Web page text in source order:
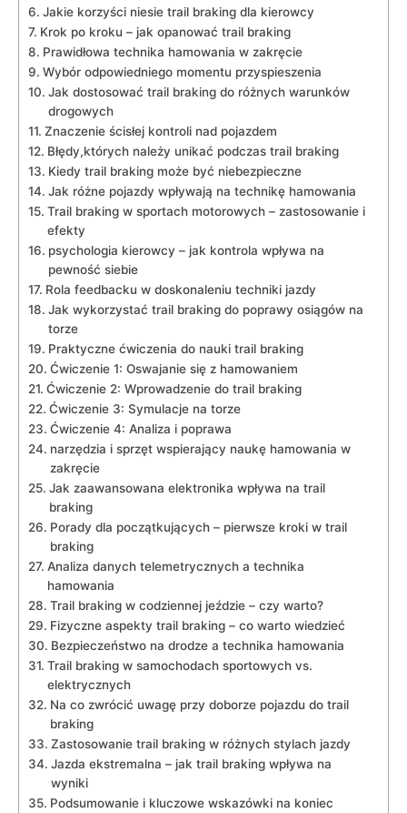
Jakie korzyści niesie trail braking dla kierowcy
Krok po kroku – jak opanować trail braking
Prawidłowa technika hamowania w zakręcie
Wybór odpowiedniego momentu przyspieszenia
Jak dostosować trail braking do różnych warunków
drogowych
Znaczenie ścisłej kontroli nad pojazdem
Błędy,których należy unikać podczas trail braking
Kiedy trail braking może być niebezpieczne
Jak różne pojazdy wpływają na technikę hamowania
Trail braking w sportach motorowych – zastosowanie i
efekty
psychologia kierowcy – jak kontrola wpływa na
pewność siebie
Rola feedbacku w doskonaleniu techniki jazdy
Jak wykorzystać trail braking do poprawy osiągów na
torze
Praktyczne ćwiczenia do nauki trail braking
Ćwiczenie 1: Oswajanie się z hamowaniem
Ćwiczenie 2: Wprowadzenie do trail braking
Ćwiczenie 3: Symulacje na torze
Ćwiczenie 4: Analiza i poprawa
narzędzia i sprzęt wspierający naukę hamowania w
zakręcie
Jak zaawansowana elektronika wpływa na trail
braking
Porady dla początkujących – pierwsze kroki w trail
braking
Analiza danych telemetrycznych a technika
hamowania
Trail braking w codziennej jeździe – czy warto?
Fizyczne aspekty trail braking – co warto wiedzieć
Bezpieczeństwo na drodze a technika hamowania
Trail braking w samochodach sportowych vs.
elektrycznych
Na co zwrócić uwagę przy doborze pojazdu do trail
braking
Zastosowanie trail braking w różnych stylach jazdy
Jazda ekstremalna – jak trail braking wpływa na
wyniki
Podsumowanie i kluczowe wskazówki na koniec